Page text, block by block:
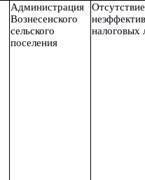
Администрация
Вознесенского
сельского
поселения
Отсутствие
налоговых